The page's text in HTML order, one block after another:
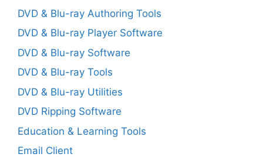
DVD & Blu-ray Authoring Tools
DVD & Blu-ray Player Software
DVD & Blu-ray Software
DVD & Blu-ray Tools
DVD & Blu-ray Utilities
DVD Ripping Software
Education & Learning Tools
Email Client